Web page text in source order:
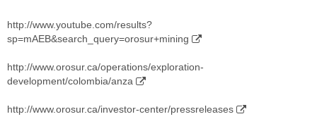
http://www.youtube.com/results?
sp=mAEB&search_query=orosur+mining
http://www.orosur.ca/operations/exploration-
development/colombia/anza
http://www.orosur.ca/investor-center/pressreleases